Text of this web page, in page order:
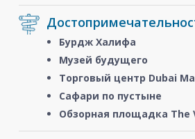
Бурдж Халифа
Музей будущего
Торговый центр Dubai
Сафари по пустыне
Обзорная площадка The